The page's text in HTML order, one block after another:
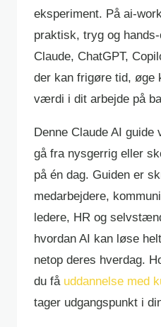
eksperiment. På ai-
praktisk, tryg og
Claude, ChatGPT,
der kan frigøre tid, øge
værdi i dit arbejde på
Denne Claude AI guide
gå fra nysgerrig eller
på én dag. Guiden er
medarbejdere,
ledere, HR og
hvordan AI kan løse
netop deres hverdag.
du få uddannelse med
tager udgangspunkt i